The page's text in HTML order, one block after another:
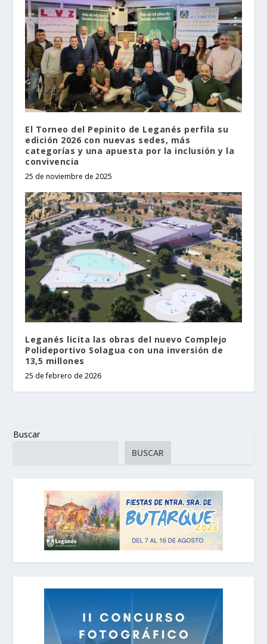
El Torneo del Pepinito de Leganés perfila su
edición 2026 con nuevas sedes, más
categorías y una apuesta por la inclusión y la
convivencia
25 de noviembre de 2025
Leganés licita las obras del nuevo Complejo
Polideportivo Solagua con una inversión de
13,5 millones
25 de febrero de 2026
Buscar
BUSCAR